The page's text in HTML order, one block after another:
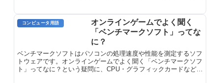
合、技術的な問題が発生した場合、または開発チームが新しいプ
ロジェクトに移行した場合などです。
コンピュータ用語
オンラインゲームでよく聞く
「ベンチマークソフト」ってな
に？
ベンチマークソフトはパソコンの処理速度や性能を測定するソフ
トウェアです。オンラインゲームでよく聞く「ベンチマークソフ
ト」ってなに？という疑問に、CPU・グラフィックカードなどの